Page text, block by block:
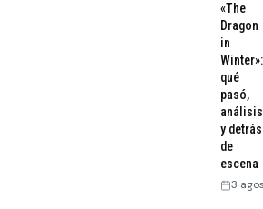
«The
Dragon
in
Winter»:
qué
pasó,
análisis
y detrás
de
escena
3